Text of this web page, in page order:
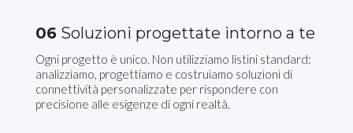
06 Soluzioni progettate intorno a te
Ogni progetto è unico. Non utilizziamo listini standard:
analizziamo, progettiamo e costruiamo soluzioni di
connettività personalizzate per rispondere con
precisione alle esigenze di ogni realtà.